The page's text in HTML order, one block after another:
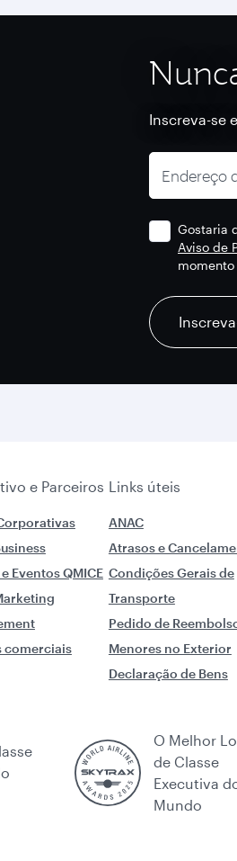
Inscreva-se
Endereço
Gostaria
Aviso de
e Parceiros Links úteis
Eventos QMICE
comerciais
ANAC
Atrasos e
Condições Gerais de
Transporte
Pedido de
Menores no Exterior
Declaração de Bens
O Melhor
de Classe
Executiva
Mundo